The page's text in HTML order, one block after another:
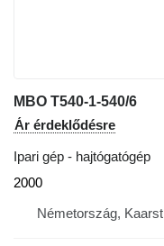
MBO T540-1-540/6
Ár érdeklődésre
Ipari gép - hajtógatógép
2000
Németország, Kaarst